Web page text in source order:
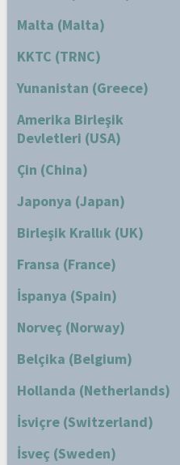
Malta (Malta)
KKTC (TRNC)
Yunanistan (Greece)
Amerika Birleşik
Devletleri (USA)
Çin (China)
Japonya (Japan)
Birleşik Krallık (UK)
Fransa (France)
İspanya (Spain)
Norveç (Norway)
Belçika (Belgium)
Hollanda (Netherlands)
İsviçre (Switzerland)
İsveç (Sweden)